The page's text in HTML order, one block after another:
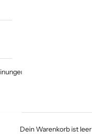
Dein Warenkorb ist leer